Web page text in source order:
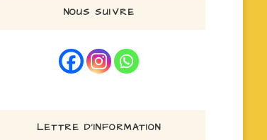
NOUS SUIVRE
LETTRE D’INFORMATION